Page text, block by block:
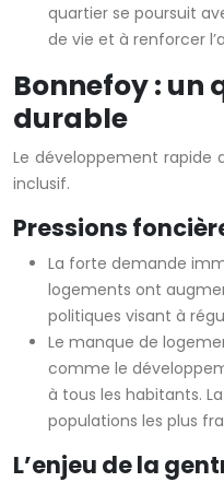
quartier se poursuit
de vie et à renforcer
Bonnefoy :
durable
Le développement rapide
inclusif.
Pressions
La forte demande
logements ont
politiques visant à
Le manque de
comme le
à tous les habitants.
populations les plus
L’enjeu de la